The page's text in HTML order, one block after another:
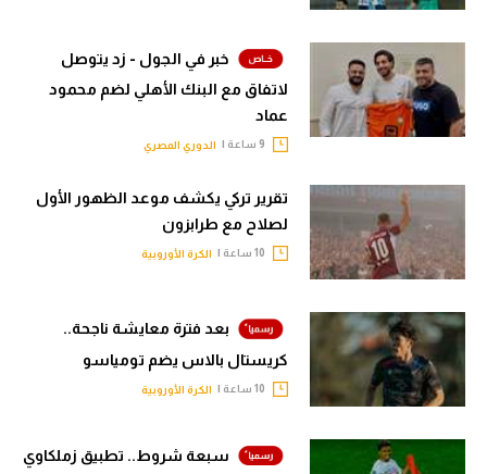
خبر في الجول - زد يتوصل
لاتفاق مع البنك الأهلي لضم محمود
عماد
الدوري المصري
تقرير تركي يكشف موعد الظهور الأول
لصلاح مع طرابزون
الكرة الأوروبية
بعد فترة معايشة ناجحة..
كريستال بالاس يضم تومياسو
الكرة الأوروبية
سبعة شروط.. تطبيق زملكاوي